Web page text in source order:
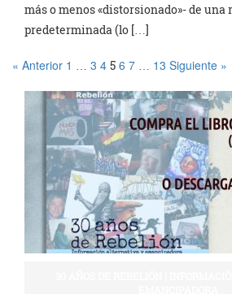
más o menos «distorsionado»- de una
predeterminada (lo […]
« Anterior 1 3 4 5 6 7 13 Siguiente »